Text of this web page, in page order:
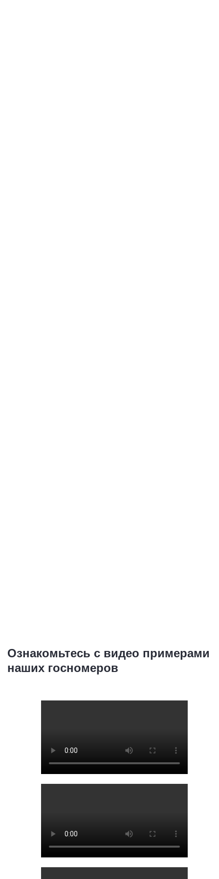
Ознакомьтесь с видео примерами
наших госномеров